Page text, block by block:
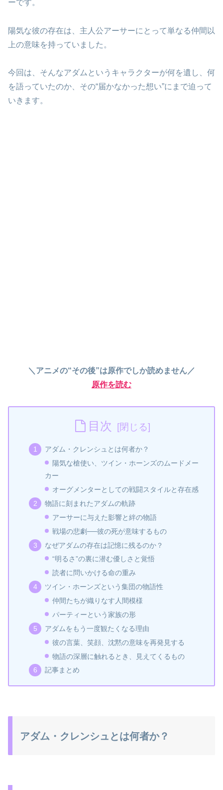
ーです。
陽気な彼の存在は、主人公アーサーにとって単なる仲間以
上の意味を持っていました。
今回は、そんなアダムというキャラクターが何を遺し、何
を語っていたのか、その“届かなかった想い”にまで迫って
いきます。
＼アニメの“その後”は原作でしか読めません／
原作を読む
目次
アダム・クレンシュとは何者か？
陽気な槍使い、ツイン・ホーンズのムードメー
カー
オーグメンターとしての戦闘スタイルと存在感
物語に刻まれたアダムの軌跡
アーサーに与えた影響と絆の物語
戦場の悲劇──彼の死が意味するもの
なぜアダムの存在は記憶に残るのか？
“明るさ”の裏に潜む優しさと覚悟
読者に問いかける命の重み
ツイン・ホーンズという集団の物語性
仲間たちが織りなす人間模様
パーティーという家族の形
アダムをもう一度観たくなる理由
彼の言葉、笑顔、沈黙の意味を再発見する
物語の深層に触れるとき、見えてくるもの
記事まとめ
アダム・クレンシュとは何者か？